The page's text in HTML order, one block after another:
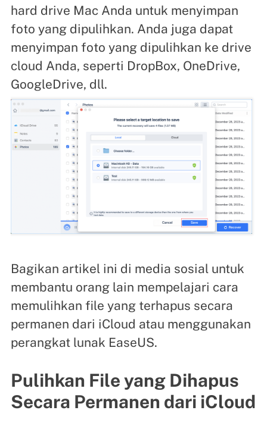
hard drive Mac Anda untuk menyimpan
foto yang dipulihkan. Anda juga dapat
menyimpan foto yang dipulihkan ke drive
cloud Anda, seperti DropBox, OneDrive,
GoogleDrive, dll.
Bagikan artikel ini di media sosial untuk
membantu orang lain mempelajari cara
memulihkan file yang terhapus secara
permanen dari iCloud atau menggunakan
perangkat lunak EaseUS.
Pulihkan File yang Dihapus
Secara Permanen dari iCloud